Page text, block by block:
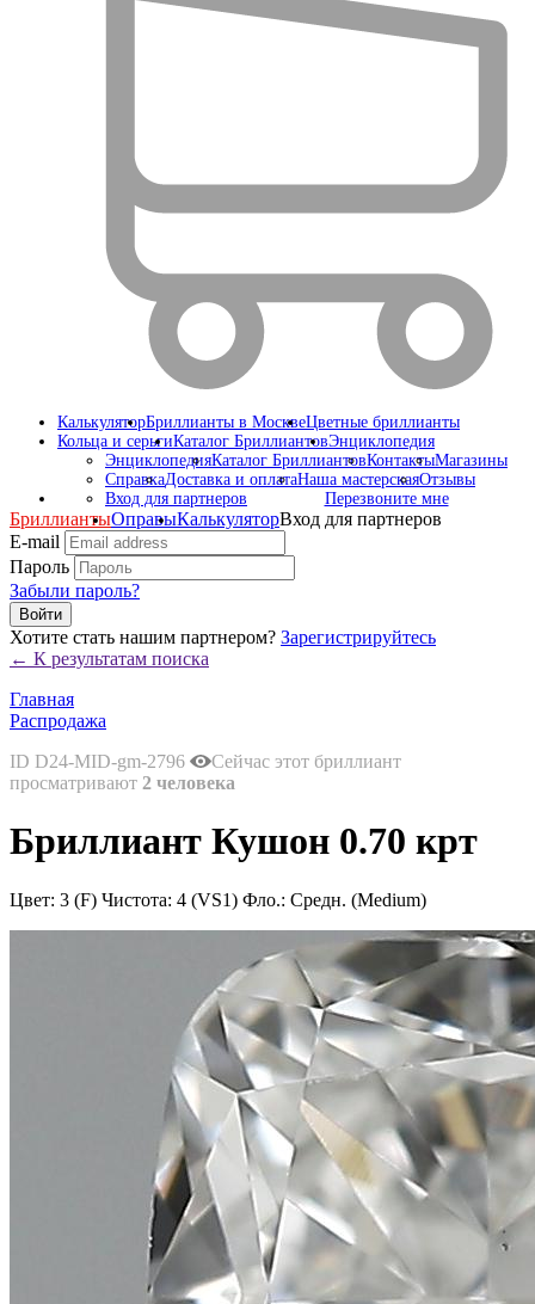
КалькуляторБриллианты в МосквеЦветные бриллианты
Кольца и серьгиКаталог БриллиантовЭнциклопедия
ЭнциклопедияКаталог БриллиантовКонтактыМагазины
СправкаДоставка и оплатаНаша мастерскаяОтзывы
Вход для партнеров
Перезвоните мне
БриллиантыОправыКалькуляторВход для партнеров
E-mail
Пароль
Забыли пароль?
Войти
Хотите стать нашим партнером? Зарегистрируйтесь
← К результатам поиска
Главная
Распродажа
ID D24-MID-gm-2796
Сейчас этот бриллиант
просматривают 2 человека
Бриллиант Кушон 0.70 крт
Цвет: 3 (F) Чистота: 4 (VS1) Фло.: Средн. (Medium)